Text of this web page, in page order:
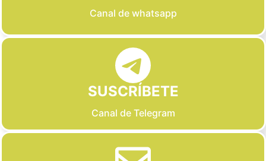
Canal de whatsapp
SUSCRÍBETE
Canal de Telegram